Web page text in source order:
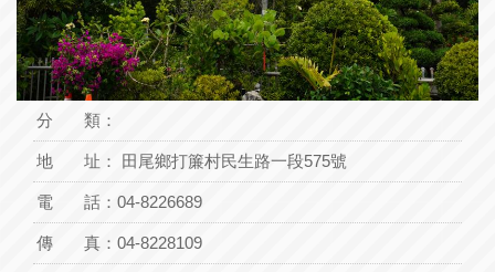
分 類：
地 址： 田尾鄉打簾村民生路一段575號
電 話： 04-8226689
傳 真：04-8228109